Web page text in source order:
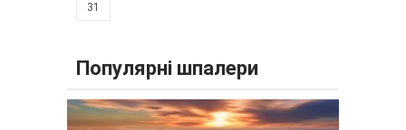
31
Популярні шпалери